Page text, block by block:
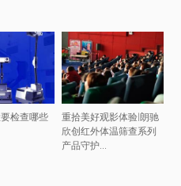
检查哪些
重拾美好观影体验|朗驰
欣创红外体温筛查系列
产品守护...